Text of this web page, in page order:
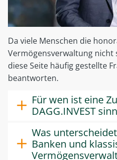
Da viele Menschen die
Vermögensverwaltung nicht
diese Seite häufig gestellte
beantworten.
Für wen ist eine
DAGG.INVEST
Was
Banken und